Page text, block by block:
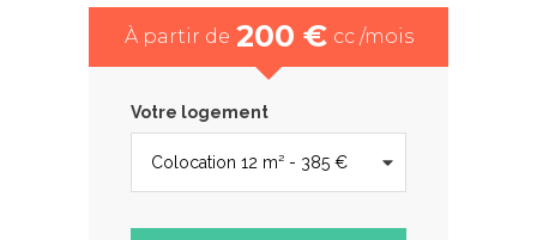
À partir de 200 € cc /mois
Votre logement